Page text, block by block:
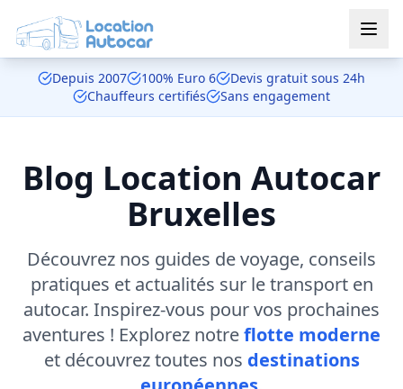
Depuis 2007 100% Euro 6
Devis gratuit sous 24h
Chauffeurs certifiés
Sans engagement
Blog Location Autocar
Bruxelles
Découvrez nos guides de voyage, conseils
pratiques et actualités sur le transport en
autocar. Inspirez-vous pour vos prochaines
aventures ! Explorez notreflotte moderne
et découvrez toutes nos destinations